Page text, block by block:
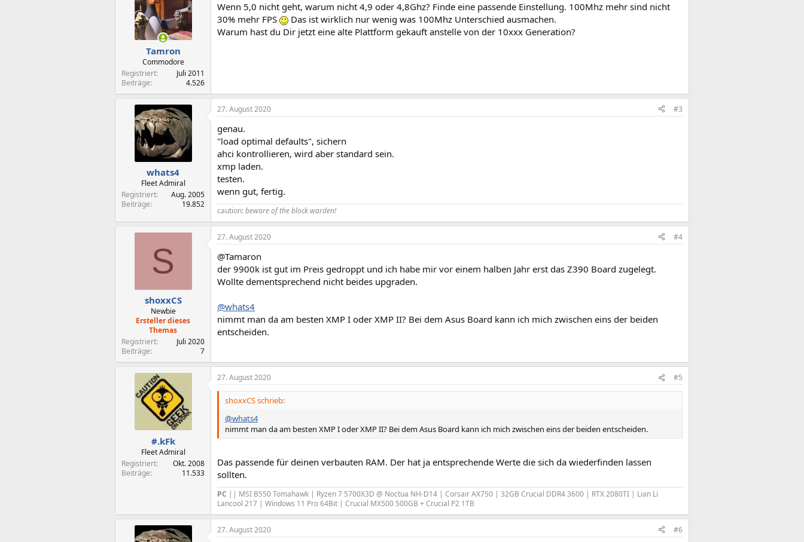
Tamron
Commodore
Registriert
Juli 2011
Beiträge
4.526
Wenn 5,0 nicht geht, warum nicht 4,9 oder 4,8Ghz? Finde eine passende Einstellung. 100Mhz mehr sind nicht
30% mehr FPS
Das ist wirklich nur wenig was 100Mhz Unterschied ausmachen.
Warum hast du Dir jetzt eine alte Plattform gekauft anstelle von der 10xxx Generation?
whats4
Fleet Admiral
Registriert
Aug. 2005
Beiträge
19.852
27. August 2020 #3
genau.
"load optimal defaults", sichern
ahci kontrollieren, wird aber standard sein.
xmp laden.
testen.
wenn gut, fertig.
caution:beware of the block warden!
S
shoxxCS
Newbie
Ersteller dieses
Themas
Registriert
Juli 2020
Beiträge
7
27. August 2020 #4
@Tamaron
der 9900k ist gut im Preis gedroppt und ich habe mir vor einem halben Jahr erst das Z390 Board zugelegt.
Wollte dementsprechend nicht beides upgraden.
@whats4
nimmt man da am besten XMP I oder XMP II? Bei dem Asus Board kann ich mich zwischen eins der beiden
entscheiden.
#.kFk
Fleet Admiral
Registriert
Okt. 2008
Beiträge
11.533
27. August 2020 #5
shoxxCS schrieb:
@whats4
nimmt man da am besten XMP I oder XMP II? Bei dem Asus Board kann ich mich zwischen eins der beiden entscheiden.
Das passende für deinen verbauten RAM. Der hat ja entsprechende Werte die sich da wiederfinden lassen
sollten.
PC || MSI B550 Tomahawk | Ryzen 7 5700X3D @ Noctua NH-D14 | Corsair AX750 | 32GB Crucial DDR4 3600 | RTX 2080TI | Lian Li
Lancool 217 | Windows 11 Pro 64Bit | Crucial MX500 500GB + Crucial P2 1TB
27. August 2020 #6